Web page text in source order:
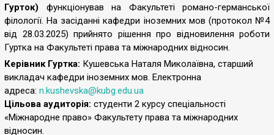
Гурток) функціонував на Факультеті романо-германської
філології. На засіданні кафедри іноземних мов (протокол №4
від 28.03.2025) прийнято рішення про відновилення роботи
Гуртка на Факультеті права та міжнародних відносин.
Керівник Гуртка: Кушевська Наталя Миколаївна, старший
викладач кафедри іноземних мов. Електронна
адреса: n.kushevska@kubg.edu.ua
Цільова аудиторія: студенти 2 курсу спеціальності
«Міжнародне право» Факультету права та міжнародних
відносин.